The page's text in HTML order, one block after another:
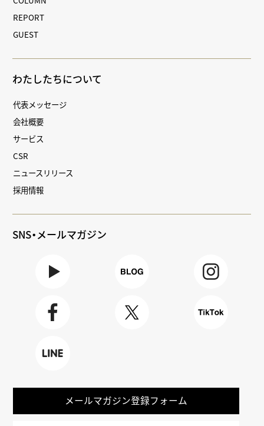
REPORT
GUEST
わたしたちについて
代表メッセージ
会社概要
サービス
CSR
ニュースリリース
採用情報
SNS・メールマガジン
メールマガジン登録フォーム